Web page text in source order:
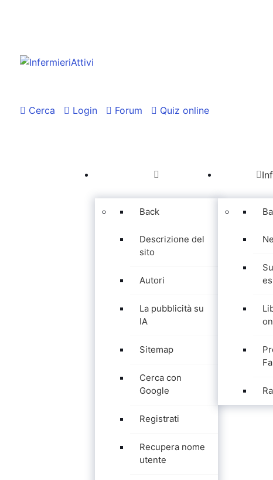
Cerca Login Forum Quiz online
Back
Descrizione del
sito
Autori
La pubblicità su
IA
Sitemap
Cerca con
Google
Registrati
Recupera nome
utente